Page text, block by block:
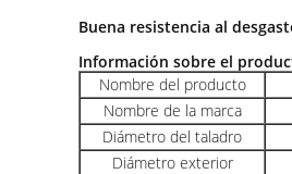
Buena resistencia al
Información sobre el
Nombre del producto
Nombre de la marca
Diámetro del taladro
Diámetro exterior